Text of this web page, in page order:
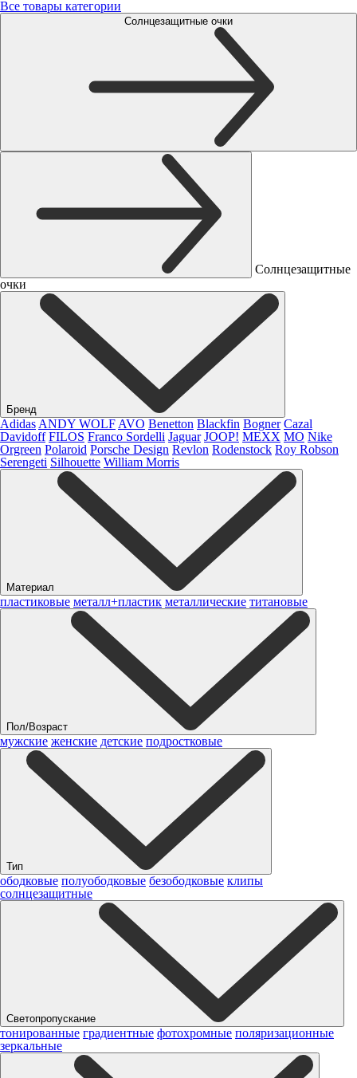
Все товары категории
Солнцезащитные очки
Солнцезащитные
очки
Бренд
Adidas ANDY WOLF AVO Benetton Blackfin Bogner Cazal
Davidoff FILOS Franco Sordelli Jaguar JOOP! MEXX MO Nike
Orgreen Polaroid Porsche Design Revlon Rodenstock Roy Robson
Serengeti Silhouette William Morris
Материал
пластиковые металл+пластик металлические титановые
Пол/Возраст
мужские женские детские подростковые
Тип
ободковые полуободковые безободковые клипы
солнцезащитные
Светопропускание
тонированные градиентные фотохромные поляризационные
зеркальные